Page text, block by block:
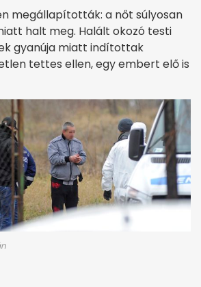
megállapították: a nőt súlyosan
halt meg. Halált okozó testi
gyanúja miatt indítottak
tettes ellen, egy embert elő is